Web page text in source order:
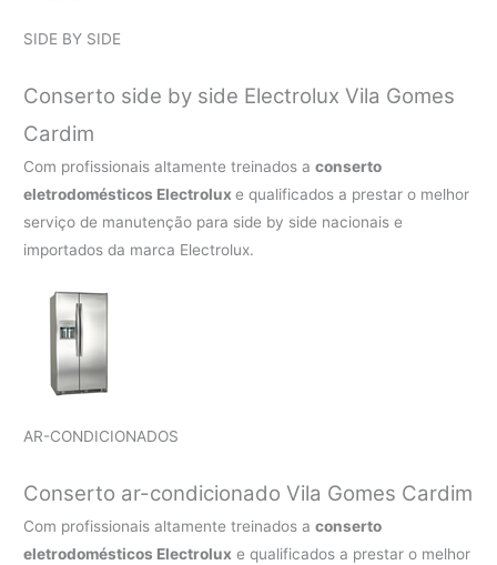
SIDE BY SIDE
Conserto side by side Electrolux Vila Gomes
Cardim
Com profissionais altamente treinados aconserto
eletrodomésticos Electroluxe qualificados a prestar o melhor
serviço de manutenção para side by side nacionais e
importados da marca Electrolux.
AR-CONDICIONADOS
Conserto ar-condicionado Vila Gomes Cardim
Com profissionais altamente treinados aconserto
eletrodomésticos Electrolux e qualificados a prestar o melhor